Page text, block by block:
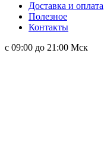
Доставка и оплата
Полезное
Контакты
с 09:00 до 21:00 Мск